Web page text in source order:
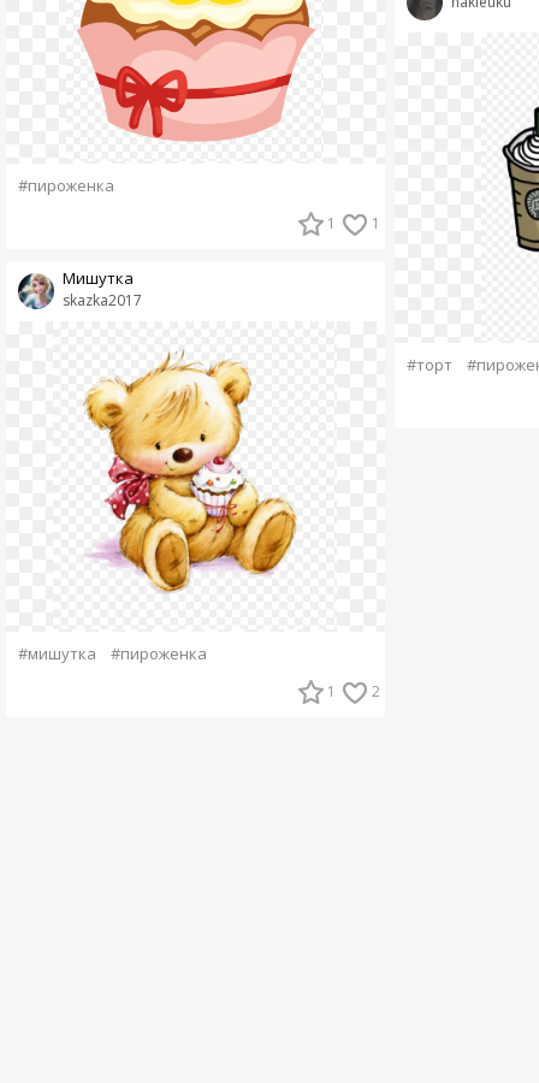
#пироженка
1 1
skazka2017
Мишутка
#мишутка #пироженка
1 2
#торт